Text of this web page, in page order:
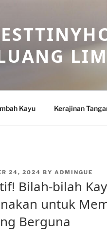
Kayu Kerajinan
24, 2024 BY ADMINGUE
Bilah-bilah
untuk
Berguna